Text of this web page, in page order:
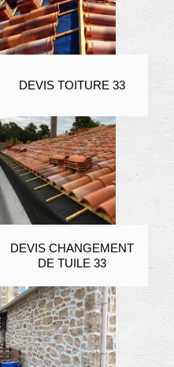
DEVIS TOITURE 33
DEVIS CHANGEMENT
DE TUILE 33